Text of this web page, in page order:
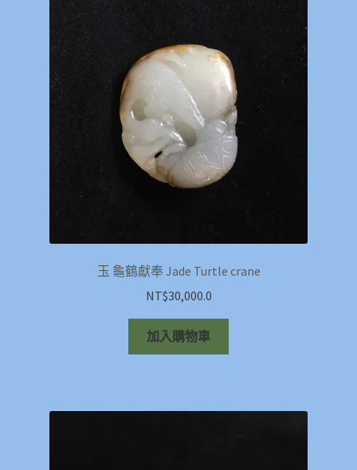
玉 龜鶴獻奉 Jade Turtle crane
NT$30,000.0
加入購物車